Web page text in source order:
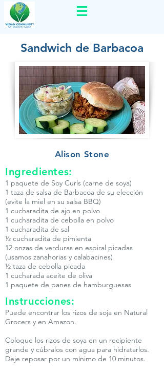
Sandwich de Barbacoa
Alison Stone
Ingredientes:
1 paquete de Soy Curls (carne de soya)
1 taza de salsa de Barbacoa de su elección
(evite la miel en su salsa BBQ)
1 cucharadita de ajo en polvo
1 cucharadita de cebolla en polvo
1 cucharadita de sal
½ cucharadita de pimienta
12 onzas de verduras en espiral picadas
(usamos zanahorias y calabacines)
½ taza de cebolla picada
1 cucharada aceite de oliva
1 paquete de panes de hamburguesas
Instrucciones:
Puede encontrar los rizos de soja en Natural
Grocers y en Amazon.
Coloque los rizos de soya en un recipiente
grande y cúbralos con agua para hidratarlos.
Deje reposar por un mínimo de 10 minutos.